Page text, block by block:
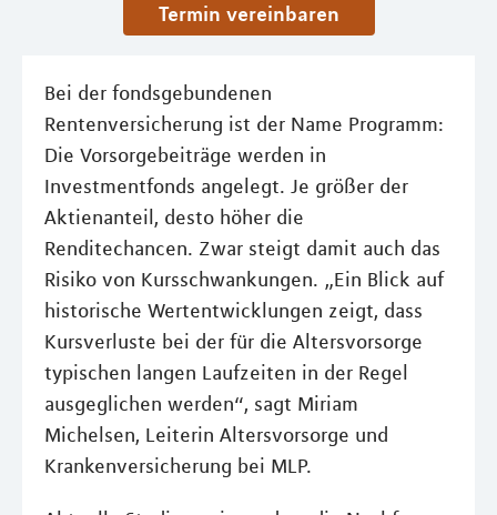
Termin vereinbaren
Bei der fondsgebundenen
Rentenversicherung ist der Name Programm:
Die Vorsorgebeiträge werden in
Investmentfonds angelegt. Je größer der
Aktienanteil, desto höher die
Renditechancen. Zwar steigt damit auch das
Risiko von Kursschwankungen. „Ein Blick auf
historische Wertentwicklungen zeigt, dass
Kursverluste bei der für die Altersvorsorge
typischen langen Laufzeiten in der Regel
ausgeglichen werden“, sagt Miriam
Michelsen, Leiterin Altersvorsorge und
Krankenversicherung bei MLP.